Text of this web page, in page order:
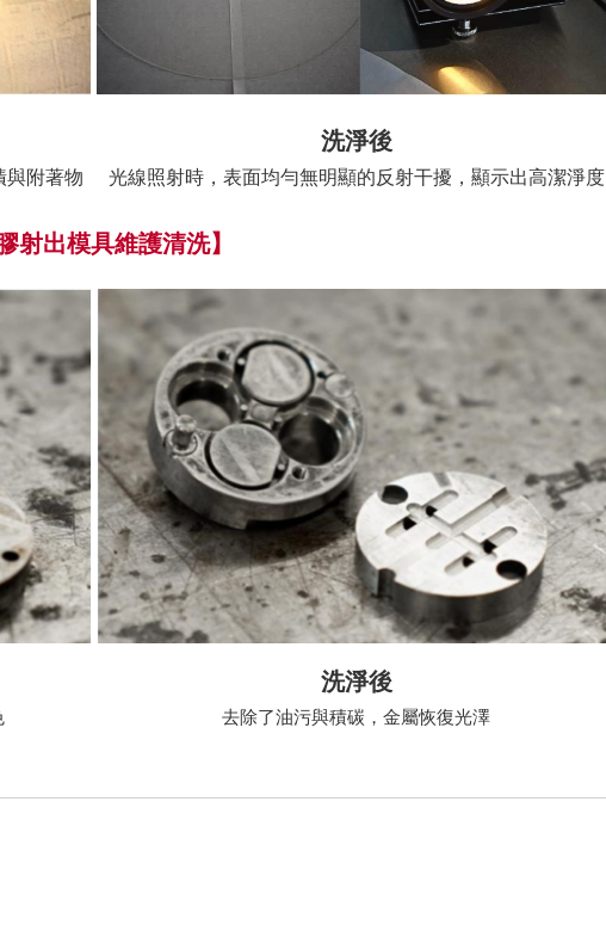
與附著物
洗淨後
光線照射時，表面均勻無明顯的反射干擾，顯示出高潔淨度
射出模具維護清洗】
洗淨後
去除了油污與積碳，金屬恢復光澤​